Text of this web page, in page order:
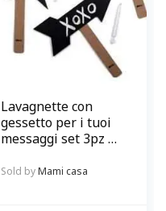
Lavagnette con
gessetto per i tuoi
messaggi set 3pz @
Sold byMami casa